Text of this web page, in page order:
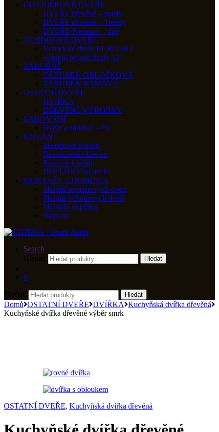
INTERIÉROVÉ DVEŘE
DVEŘE dřevěné – masiv
DVEŘE dřevěné – Trendy
DVEŘE Premium – dub
VCHODOVÉ DVEŘE
Vchodové dveře EURO 68 L
Vstupní bytové dveře 50
ZÁRUBNĚ
ZÁRUBEŇ OBLOŽKOVÁ
ZÁRUBEŇ RÁMOVÁ
OSTATNÍ DVEŘE
DVÍŘKA
DŘEVĚNÉ VÝROBKY
LAKOVÁNÍ
Dveře a zárubně – Pú
KOVÁNÍ
Interiérové kování
Bezpečnostní kování
Posuvné kování
DOPLŇKY na dveře
MONTÁŽE A DOPRAVA
Montáž interiérových dveří
Montáž vchodových dveří
Montáže doplňků
Doprava
Search
Hledat
0
Hledat
Domů OSTATNÍ DVEŘE DVÍŘKA Kuchyňská dvířka dřevěná
Kuchyňské dvířka dřevěné výběr smrk
OSTATNÍ DVEŘE, Kuchyňská dvířka dřevěná